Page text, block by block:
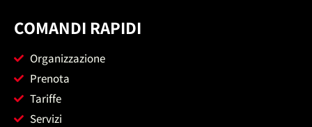
COMANDI RAPIDI
Organizzazione
Prenota
Tariffe
Servizi